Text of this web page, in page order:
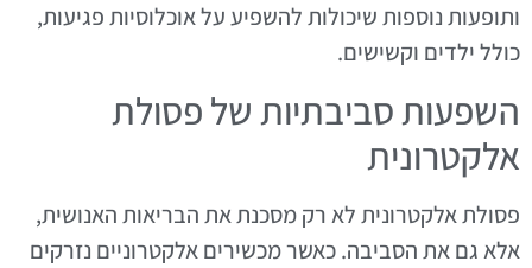
ותופעות נוספות שיכולות להשפיע על אוכלוסיות פגיעות,
כולל ילדים וקשישים.
השפעות סביבתיות של פסולת
אלקטרונית
פסולת אלקטרונית לא רק מסכנת את הבריאות האנושית,
אלא גם את הסביבה. כאשר מכשירים אלקטרוניים נזרקים